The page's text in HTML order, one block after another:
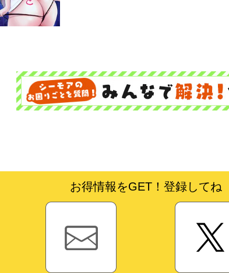
お得情報をGET！登録してね